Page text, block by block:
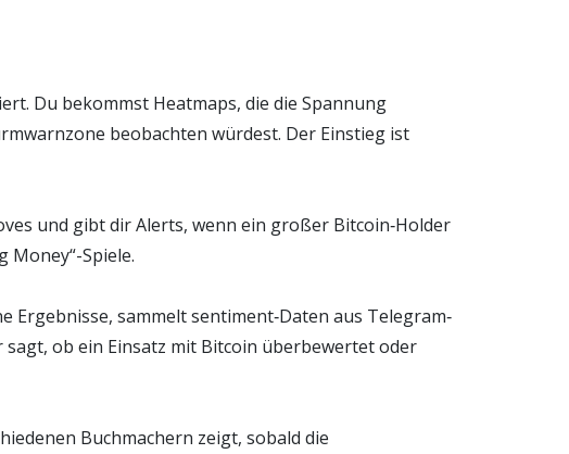
Du bekommst Heatmaps, die die Spannung
beobachten würdest. Der Einstieg ist
und gibt dir Alerts, wenn ein großer Bitcoin‑Holder
Money“-Spiele.
sammelt sentiment‑Daten aus Telegram‑
sagt, ob ein Einsatz mit Bitcoin überbewertet oder
Buchmachern zeigt, sobald die